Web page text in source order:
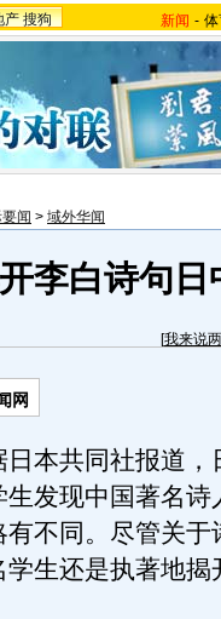
产 搜狗 新闻 -
要闻 > 域外华闻
李白诗句日
[我来说
网
本共同社报道，
发现中国著名诗
有不同。尽管关
生还是执著地揭